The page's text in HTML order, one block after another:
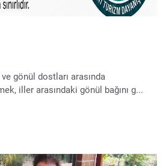
gönül dostları arasında
iller arasındaki gönül bağını g...